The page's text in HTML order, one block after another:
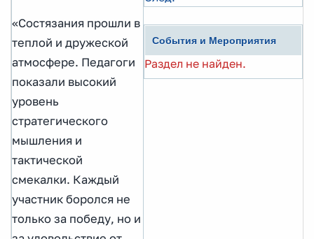
«Состязания прошли в
теплой и дружеской
атмосфере. Педагоги
показали высокий
уровень
стратегического
мышления и
тактической
смекалки. Каждый
участник боролся не
только за победу, но и
События и Мероприятия
Раздел не найден.